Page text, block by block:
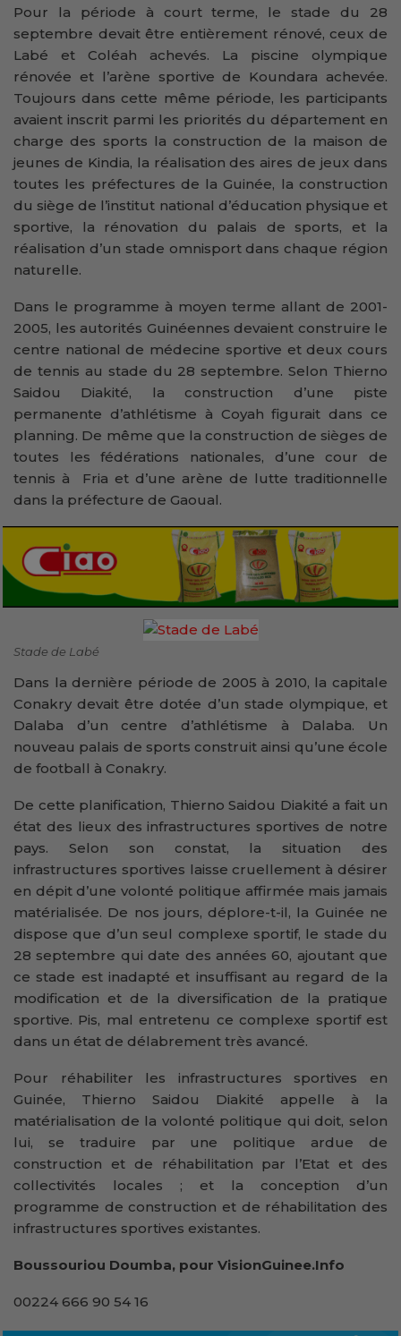
Pour la période à court terme, le stade du 28
septembre devait être entièrement rénové, ceux de
Labé et Coléah achevés. La piscine olympique
rénovée et l’arène sportive de Koundara achevée.
Toujours dans cette même période, les participants
avaient inscrit parmi les priorités du département en
charge des sports la construction de la maison de
jeunes de Kindia, la réalisation des aires de jeux dans
toutes les préfectures de la Guinée, la construction
du siège de l’institut national d’éducation physique et
sportive, la rénovation du palais de sports, et la
réalisation d’un stade omnisport dans chaque région
naturelle.
Dans le programme à moyen terme allant de 2001-
2005, les autorités Guinéennes devaient construire le
centre national de médecine sportive et deux cours
de tennis au stade du 28 septembre. Selon Thierno
Saidou Diakité, la construction d’une piste
permanente d’athlétisme à Coyah figurait dans ce
planning. De même que la construction de sièges de
toutes les fédérations nationales, d’une cour de
tennis à Fria et d’une arène de lutte traditionnelle
dans la préfecture de Gaoual.
Stade de Labé
Dans la dernière période de 2005 à 2010, la capitale
Conakry devait être dotée d’un stade olympique, et
Dalaba d’un centre d’athlétisme à Dalaba. Un
nouveau palais de sports construit ainsi qu’une école
de football à Conakry.
De cette planification, Thierno Saidou Diakité a fait un
état des lieux des infrastructures sportives de notre
pays. Selon son constat, la situation des
infrastructures sportives laisse cruellement à désirer
en dépit d’une volonté politique affirmée mais jamais
matérialisée. De nos jours, déplore-t-il, la Guinée ne
dispose que d’un seul complexe sportif, le stade du
28 septembre qui date des années 60, ajoutant que
ce stade est inadapté et insuffisant au regard de la
modification et de la diversification de la pratique
sportive. Pis, mal entretenu ce complexe sportif est
dans un état de délabrement très avancé.
Pour réhabiliter les infrastructures sportives en
Guinée, Thierno Saidou Diakité appelle à la
matérialisation de la volonté politique qui doit, selon
lui, se traduire par une politique ardue de
construction et de réhabilitation par l’Etat et des
collectivités locales ; et la conception d’un
programme de construction et de réhabilitation des
infrastructures sportives existantes.
Boussouriou Doumba, pour VisionGuinee.Info
00224 666 90 54 16